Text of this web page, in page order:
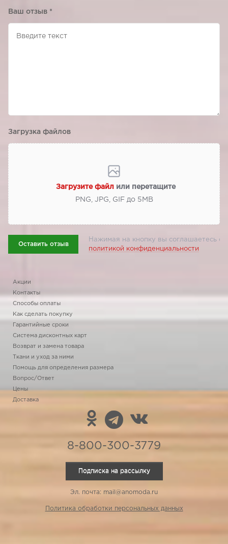
Ваш отзыв *
Загрузка файлов
Загрузите файл или перетащите
PNG, JPG, GIF до 5МВ
Оставить отзыв
Нажимая на кнопку вы соглашаетесь с
политикой конфиденциальности
Акции
Контакты
Способы оплаты
Как сделать покупку
Гарантийные сроки
Система дисконтных карт
Возврат и замена товара
Ткани и уход за ними
Помощь для определения размера
Вопрос/Ответ
Цены
Доставка
8-800-300-3779
Подписка на рассылку
Эл. почта: mail@anomoda.ru
Политика обработки персональных данных